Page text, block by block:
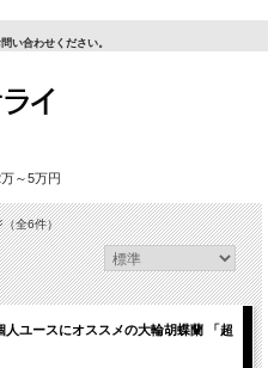
い合わせください。
～5万円
（全6件）
人ユースにオススメの大輪胡蝶蘭 「超